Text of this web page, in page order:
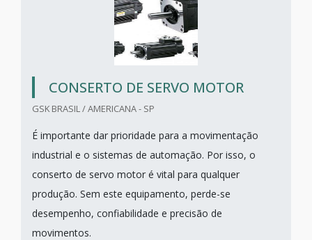
CONSERTO DE SERVO MOTOR
GSK BRASIL / AMERICANA - SP
É importante dar prioridade para a movimentação
industrial e o sistemas de automação. Por isso, o
conserto de servo motor é vital para qualquer
produção. Sem este equipamento, perde-se
desempenho, confiabilidade e precisão de
movimentos.